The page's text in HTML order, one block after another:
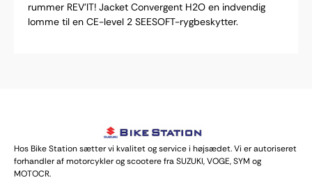
rummer REV’IT! Jacket Convergent H2O en indvendig
lomme til en CE-level 2 SEESOFT-rygbeskytter.
Hos Bike Station sætter vi kvalitet og service i højsædet. Vi er autoriseret
forhandler af motorcykler og scootere fra SUZUKI, VOGE, SYM og
MOTOCR.